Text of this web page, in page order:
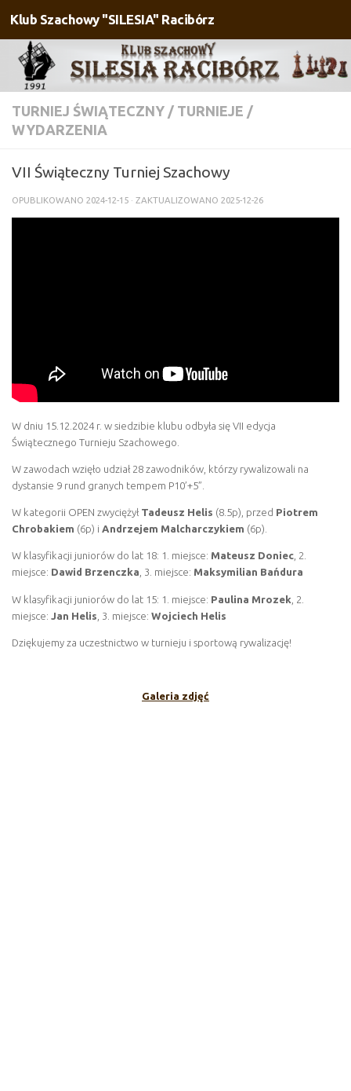
Przejdź do treści
Klub Szachowy "SILESIA" Racibórz
TURNIEJ ŚWIĄTECZNY / TURNIEJE /
WYDARZENIA
VII Świąteczny Turniej Szachowy
OPUBLIKOWANO 2024-12-15 · ZAKTUALIZOWANO 2025-12-26
W dniu 15.12.2024 r. w siedzibie klubu odbyła się VII edycja
Świątecznego Turnieju Szachowego.
W zawodach wzięło udział 28 zawodników, którzy rywalizowali na
dystansie 9 rund granych tempem P10’+5”.
W kategorii OPEN zwyciężył Tadeusz Helis (8.5p), przed Piotrem
Chrobakiem (6p) i Andrzejem Malcharczykiem (6p).
W klasyfikacji juniorów do lat 18: 1. miejsce: Mateusz Doniec , 2.
miejsce: Dawid Brzenczka , 3. miejsce: Maksymilian Bańdura
W klasyfikacji juniorów do lat 15: 1. miejsce: Paulina Mrozek , 2.
miejsce: Jan Helis , 3. miejsce: Wojciech Helis
Dziękujemy za uczestnictwo w turnieju i sportową rywalizację!
Galeria zdjęć